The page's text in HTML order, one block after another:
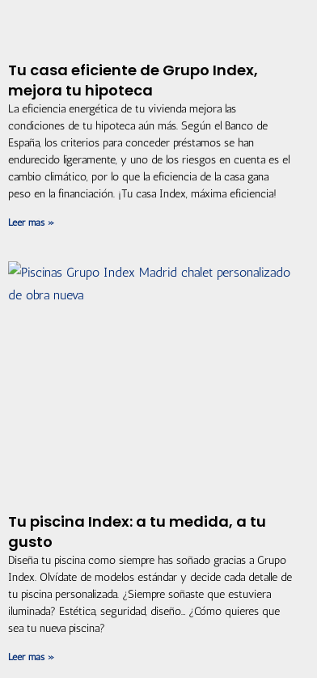
Tu casa eficiente de Grupo Index,
mejora tu hipoteca
La eficiencia energética de tu vivienda mejora las
condiciones de tu hipoteca aún más. Según el Banco de
España, los criterios para conceder préstamos se han
endurecido ligeramente, y uno de los riesgos en cuenta es el
cambio climático, por lo que la eficiencia de la casa gana
peso en la financiación. ¡Tu casa Index, máxima eficiencia!
Leer más »
Tu piscina Index: a tu medida, a tu
gusto
Diseña tu piscina como siempre has soñado gracias a Grupo
Index. Olvídate de modelos estándar y decide cada detalle de
tu piscina personalizada. ¿Siempre soñaste que estuviera
iluminada? Estética, seguridad, diseño… ¿Cómo quieres que
sea tu nueva piscina?
Leer más »